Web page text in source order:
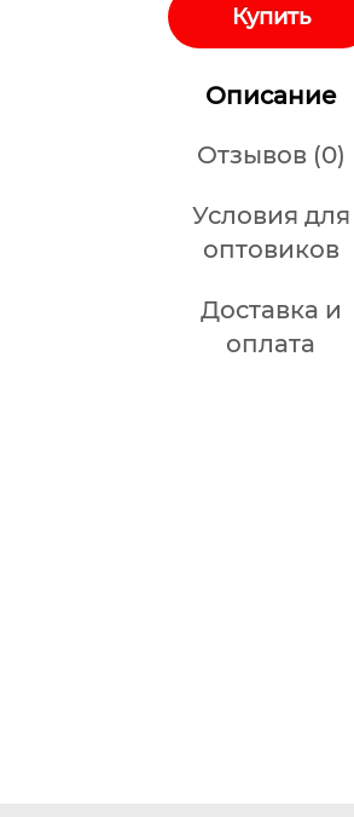
Купить
Описание
Отзывов (0)
Условия для
оптовиков
Доставка и
оплата